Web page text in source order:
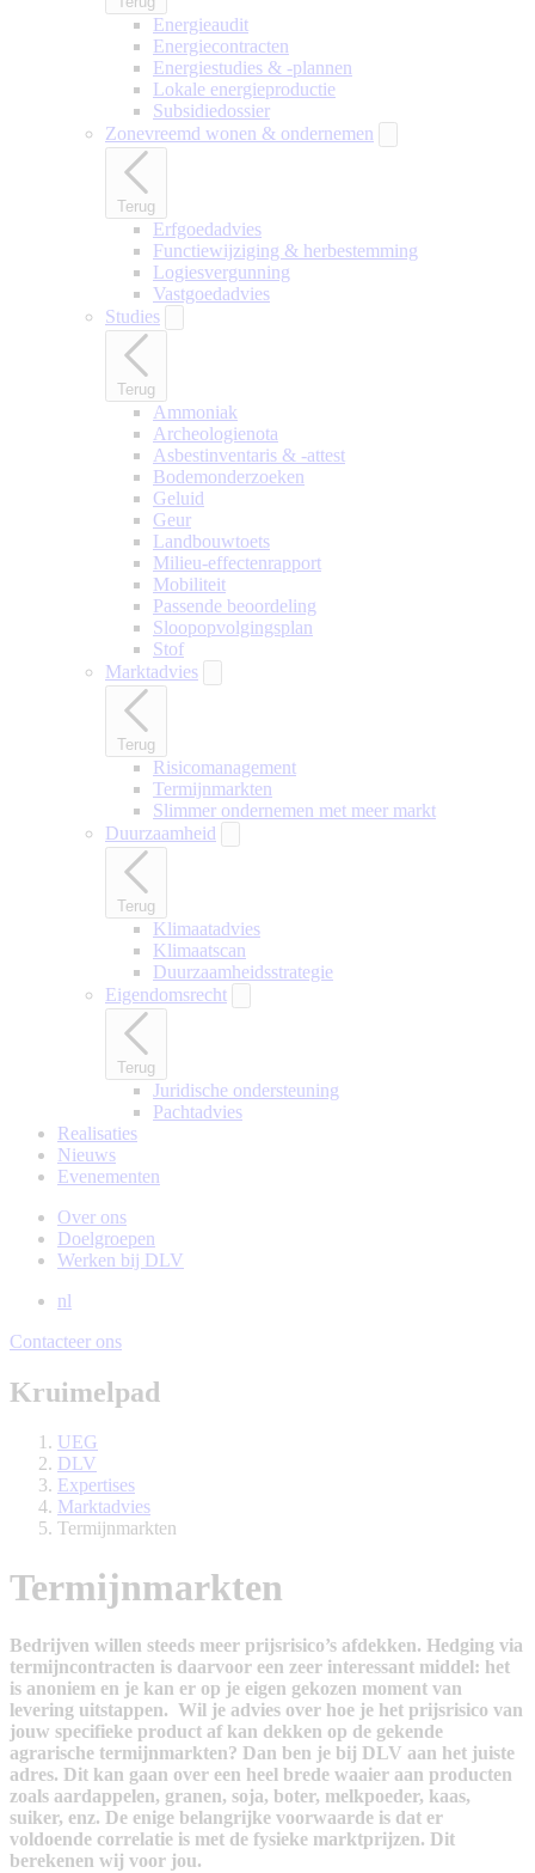
Energieaudit
Energiecontracten
Energiestudies & -plannen
Lokale energieproductie
Subsidiedossier
Zonevreemd wonen & ondernemen
Terug
Erfgoedadvies
Functiewijziging & herbestemming
Logiesvergunning
Vastgoedadvies
Studies
Terug
Ammoniak
Archeologienota
Asbestinventaris & -attest
Bodemonderzoeken
Geluid
Geur
Landbouwtoets
Milieu-effectenrapport
Mobiliteit
Passende beoordeling
Sloopopvolgingsplan
Stof
Marktadvies
Terug
Risicomanagement
Termijnmarkten
Slimmer ondernemen met meer markt
Duurzaamheid
Terug
Klimaatadvies
Klimaatscan
Duurzaamheidsstrategie
Eigendomsrecht
Terug
Juridische ondersteuning
Pachtadvies
Realisaties
Nieuws
Evenementen
Over ons
Doelgroepen
Werken bij DLV
nl
Contacteer ons
Kruimelpad
UEG
DLV
Expertises
Marktadvies
Termijnmarkten
Termijnmarkten
​​Bedrijven willen steeds meer prijsrisico’s afdekken. Hedging via
termijncontracten is daarvoor een zeer interessant middel: het
is anoniem en je kan er op je eigen gekozen moment van
levering uitstappen. Wil je advies over hoe je het prijsrisico van
jouw specifieke product af kan dekken op de gekende
agrarische termijnmarkten? Dan ben je bij DLV aan het juiste
adres. Dit kan gaan over een heel brede waaier aan producten
zoals aardappelen, granen, soja, boter, melkpoeder, kaas,
suiker, enz. De enige belangrijke voorwaarde is dat er
voldoende correlatie is met de fysieke marktprijzen. Dit
berekenen wij voor jou. ​